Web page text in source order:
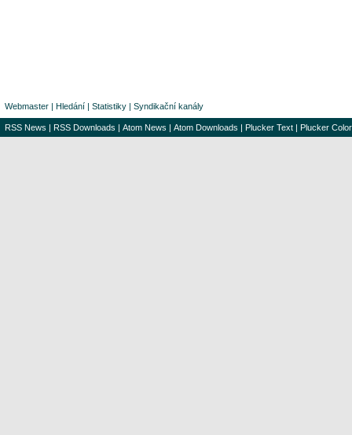
Webmaster | Hledání | Statistiky | Syndikační kanály
RSS News | RSS Downloads | Atom News | Atom Downloads | Plucker Text | Plucker Color